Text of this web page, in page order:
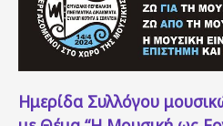
Ημερίδα Συλλόγου